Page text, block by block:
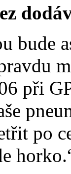
bude
při
po